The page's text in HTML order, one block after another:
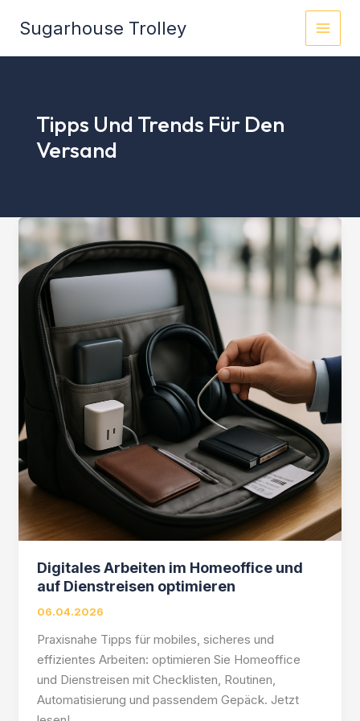
InhaltSugarhouse Trolley
Tipps Und Trends Für Den
Versand
Digitales Arbeiten im Homeoffice und
auf Dienstreisen optimieren
06.04.2026
Praxisnahe Tipps für mobiles, sicheres und
effizientes Arbeiten: optimieren Sie Homeoffice
und Dienstreisen mit Checklisten, Routinen,
Automatisierung und passendem Gepäck. Jetzt